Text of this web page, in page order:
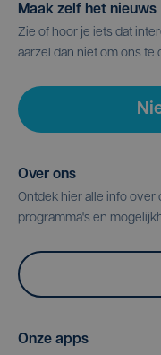
Maak zelf het nieuws
Zie of hoor je iets dat
aarzel dan niet om ons te
Over ons
Ontdek hier alle info over
programma's en
Onze apps